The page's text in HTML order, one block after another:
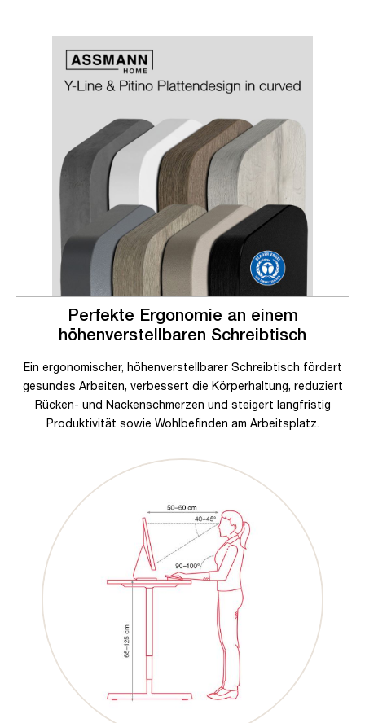
Perfekte Ergonomie an einem
höhenverstellbaren Schreibtisch
Ein ergonomischer, höhenverstellbarer Schreibtisch fördert
gesundes Arbeiten, verbessert die Körperhaltung, reduziert
Rücken- und Nackenschmerzen und steigert langfristig
Produktivität sowie Wohlbefinden am Arbeitsplatz.